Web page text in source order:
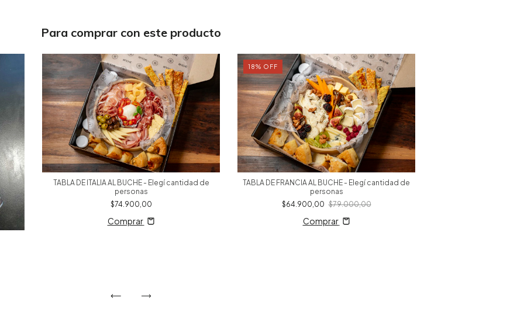
Para comprar con este producto
TABLA DE ITALIA AL BUCHE - Elegí cantidad de
personas
$74.900,00
Comprar
18% OFF
TABLA DE FRANCIA AL BUCHE - Elegí cantidad de
personas
$64.900,00 $79.000,00
Comprar